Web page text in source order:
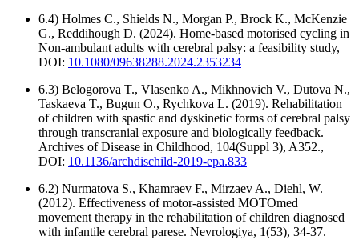
6.4) Holmes C., Shields N., Morgan P., Brock K., McKenzie
G., Reddihough D. (2024). Home-based motorised cycling in
Non-ambulant adults with cerebral palsy: a feasibility study,
DOI: 10.1080/09638288.2024.2353234
6.3) Belogorova T., Vlasenko A., Mikhnovich V., Dutova N.,
Taskaeva T., Bugun O., Rychkova L. (2019). Rehabilitation
of children with spastic and dyskinetic forms of cerebral palsy
through transcranial exposure and biologically feedback.
Archives of Disease in Childhood, 104(Suppl 3), A352.,
DOI: 10.1136/archdischild-2019-epa.833
6.2) Nurmatova S., Khamraev F., Mirzaev A., Diehl, W.
(2012). Effectiveness of motor-assisted MOTOmed
movement therapy in the rehabilitation of children diagnosed
with infantile cerebral parese. Nevrologiya, 1(53), 34-37.